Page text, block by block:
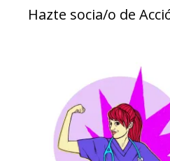
Hazte socia/o de